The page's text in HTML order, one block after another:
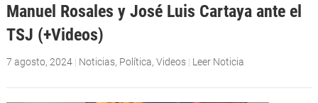
Manuel Rosales y José Luis Cartaya ante el
TSJ (+Videos)
7 agosto, 2024| Noticias, Política, Videos | Leer Noticia